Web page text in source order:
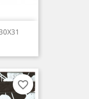
favorite_border